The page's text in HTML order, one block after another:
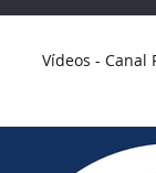
Vídeos - Canal